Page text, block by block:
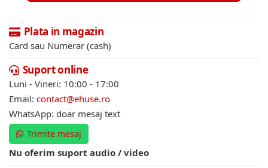
Plata in magazin
Card sau Numerar (cash)
Suport online
Luni - Vineri: 10:00 - 17:00
Email: contact@ehuse.ro
WhatsApp: doar mesaj text
Trimite mesaj
Nu oferim suport audio / video